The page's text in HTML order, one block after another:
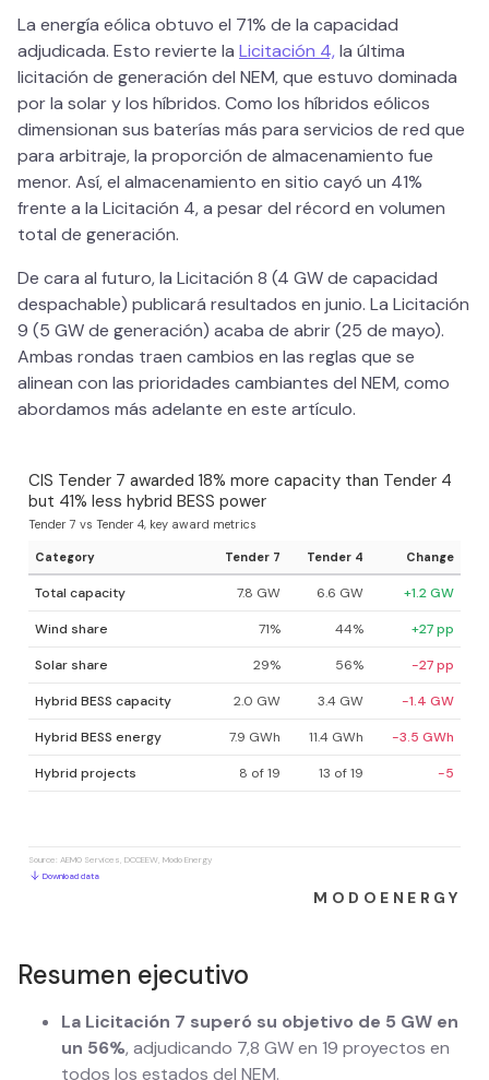
La energía eólica obtuvo el 71% de la capacidad
adjudicada. Esto revierte la Licitación 4, la última
licitación de generación del NEM, que estuvo dominada
por la solar y los híbridos. Como los híbridos eólicos
dimensionan sus baterías más para servicios de red que
para arbitraje, la proporción de almacenamiento fue
menor. Así, el almacenamiento en sitio cayó un 41%
frente a la Licitación 4, a pesar del récord en volumen
total de generación.
De cara al futuro, la Licitación 8 (4 GW de capacidad
despachable) publicará resultados en junio. La Licitación
9 (5 GW de generación) acaba de abrir (25 de mayo).
Ambas rondas traen cambios en las reglas que se
alinean con las prioridades cambiantes del NEM, como
abordamos más adelante en este artículo.
Resumen ejecutivo
La Licitación 7 superó su objetivo de 5 GW en
un 56%, adjudicando 7,8 GW en 19 proyectos en
todos los estados del NEM.